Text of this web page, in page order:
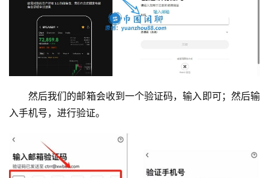
然后我们的邮箱会收到一个验证码，输入即可；然后输
入手机号，进行验证。